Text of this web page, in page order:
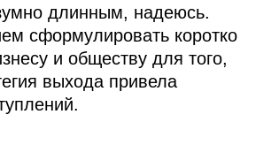
длинным, надеюсь.
сформулировать коротко
и обществу для того,
выхода привела